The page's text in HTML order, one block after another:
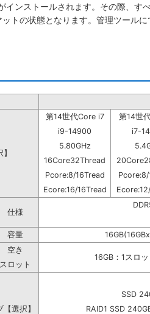
インストールされます。その際、す
トの状態となります。管理ツール
第14世代Core i7
第14世
i9-14900
i7-
5.80GHz
16Core32Thread
Pcore:8/16Tread
Ecore:16/16Tread
仕様
容量
空き
16GB：1スロ
スロット
選択】
SSD
RAID1 SSD